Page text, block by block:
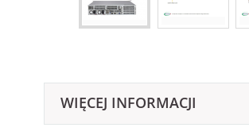
WIĘCEJ INFORMACJI